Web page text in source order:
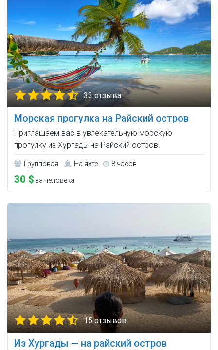
33 отзыва
Морская прогулка на Райский остров
Приглашаем вас в увлекательную морскую
прогулку из Хургады на Райский остров.
Групповая На яхте 8 часов
30 $ за человека
15 отзывов
Из Хургады — на райский остров